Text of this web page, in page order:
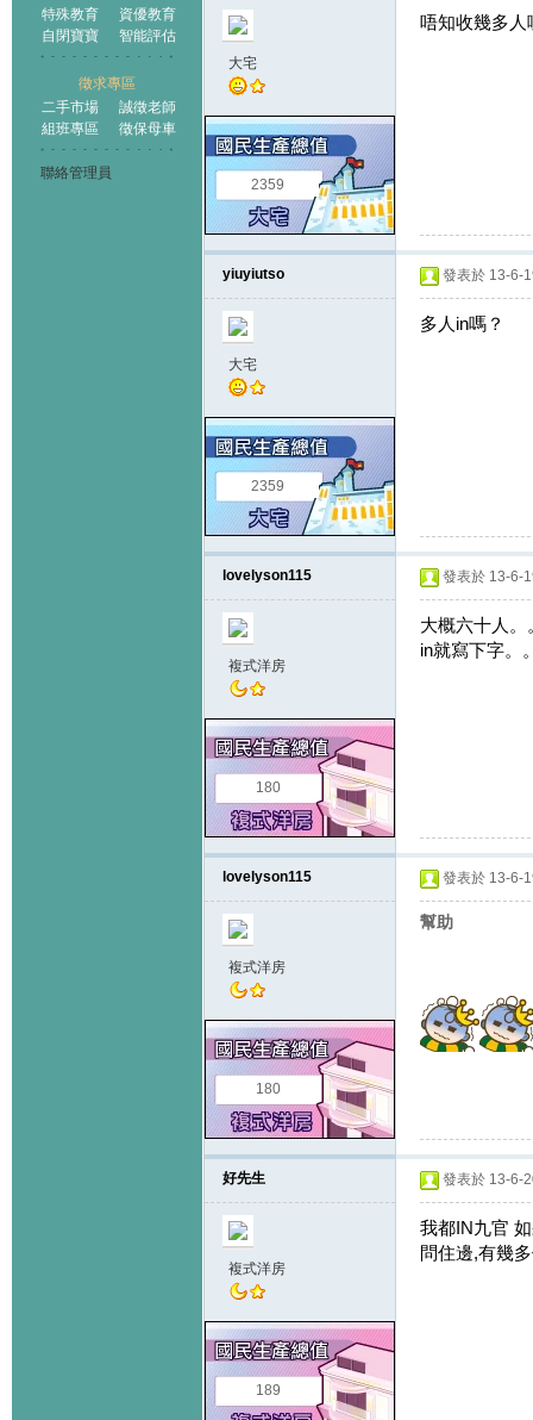
特殊教育
資優教育
自閉寶寶
智能評估
徵求專區
二手市場
誠徵老師
組班專區
徵保母車
聯絡管理員
大宅
2359
唔知收幾多人
yiuyiutso
大宅
2359
發表於 13-6-
多人in嗎？
lovelyson115
複式洋房
180
發表於 13-6-
大概六十人
in就寫下字。
lovelyson115
複式洋房
180
發表於 13-6-
幫助
好先生
複式洋房
189
發表於 13-6-
我都IN九官
問住邊,有幾